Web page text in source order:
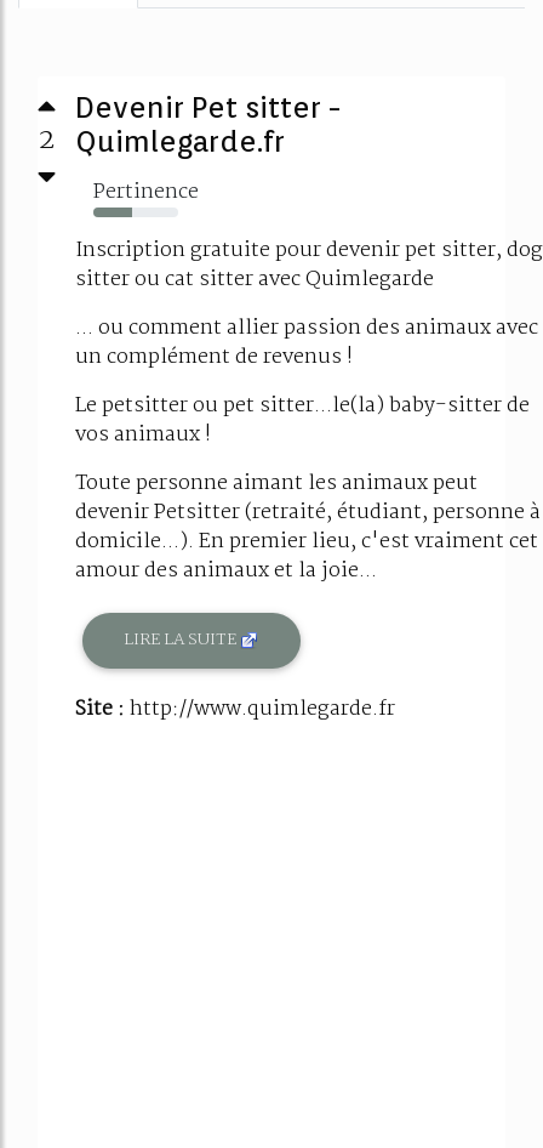
2
Devenir Pet sitter -
Quimlegarde.fr
Pertinence
45%
Inscription gratuite pour devenir pet sitter, dog
sitter ou cat sitter avec Quimlegarde
... ou comment allier passion des animaux avec
un complément de revenus !
Le petsitter ou pet sitter...le(la) baby-sitter de
vos animaux !
Toute personne aimant les animaux peut
devenir Petsitter (retraité, étudiant, personne à
domicile...). En premier lieu, c'est vraiment cet
amour des animaux et la joie...
LIRE LA SUITE
Site : http://www.quimlegarde.fr